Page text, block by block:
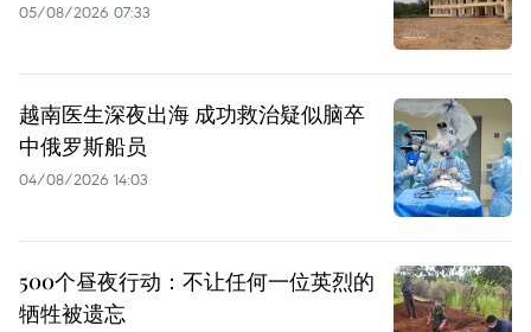
05/08/2026 07:33
越南医生深夜出海 成功救治疑似脑卒
中俄罗斯船员
04/08/2026 14:03
500个昼夜行动：不让任何一位英烈的
牺牲被遗忘